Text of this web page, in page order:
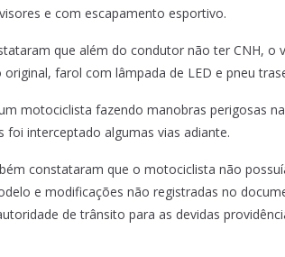
e com escapamento esportivo.
que além do condutor não ter CNH,
farol com lâmpada de LED e pneu
motociclista fazendo manobras perigosas
interceptado algumas vias adiante.
constataram que o motociclista não
e modificações não registradas no
de trânsito para as devidas